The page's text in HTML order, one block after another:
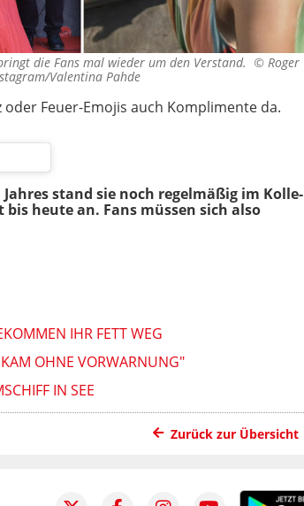
die Fans mal wieder um den Verstand. © Roger
Valentina Pahde
Feuer-Emojis auch Komplimente da.
stand sie noch regelmäßig im Kolle-
bis heute an. Fans müssen sich also
IHR FETT WEG
OHNE VORWARNUNG"
IN SEE
Zurück zur Übersicht